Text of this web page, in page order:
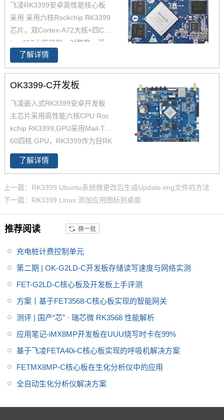
飞凌RK3399安卓高性能核心板
采用 采用六核Rockchip RK3399
芯片，双Cortex-A72大核+四Cor
tex-A53小核结构，对整数、浮
点、内存等作了大幅优化，在整
体性能、功耗及核心面积三个方
面提升。以下将对瑞芯微芯片RK
其性能做具体介绍。如您对飞凌
RK3399系列核心板有兴趣，欢
迎咨询了解。
了解详情
OK3399-C开发板
飞凌嵌入式RK3399安卓开发板
主芯片采用高性能六核CPU Roc
kchip RK3399,GPU采用Mail-T8
60四核 GPU，RK3399作为目RK
产品线中低功耗、高性能的代
表，可满足人脸识别设备、机器
用。飞凌RK3399开发板在整体
性能、功耗及核心面积做了大幅
度优化，更加满足工业设计需
求。飞凌RK3399开发板为进一
了底板原理图，并提供了RK339
9用户手册、芯片手册，加上优质
了解详情
上一篇：RK3399 Ubuntu系统做更改后生成Update.img文件的方法
下一篇：RK3399 Linux 添加应用图标到桌面
推荐阅读 换一批
充电桩计费控制单元
第二期 | OK-G2LD-C开发板存储读写速度与网络实测
FET-G2LD-C核心板及开发板上手评测
方案丨基于FET3568-C核心板实现的智能网关
测评 | 国产“芯” · 瑞芯微 RK3568 性能解析
应用笔记-iMX8MP开发板在UUU烧写时卡在99%
基于飞凌FETA40i-C核心板实现的呼吸机解决方案
FETMX8MP-C核心板在生化分析仪中的应用
全自动生化分析仪解决方案